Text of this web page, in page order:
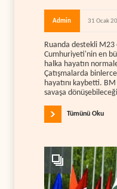
Admin 31 Ocak
Ruanda destekli
Cumhuriyeti'nin en
halka hayatın
Çatışmalarda
hayatını kaybetti.
savaşa
Tümünü Oku